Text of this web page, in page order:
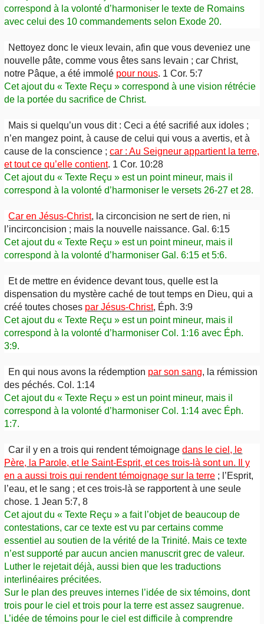
correspond à la volonté d’harmoniser le texte de Romains
avec celui des 10 commandements selon Exode 20.
Nettoyez donc le vieux levain, afin que vous deveniez une
nouvelle pâte, comme vous êtes sans levain ; car Christ,
notre Pâque, a été immolé pour nous. 1 Cor. 5:7
Cet ajout du « Texte Reçu » correspond à une vision rétrécie
de la portée du sacrifice de Christ.
Mais si quelqu’un vous dit : Ceci a été sacrifié aux idoles ;
n’en mangez point, à cause de celui qui vous a avertis, et à
cause de la conscience ; car : Au Seigneur appartient la terre,
et tout ce qu’elle contient. 1 Cor. 10:28
Cet ajout du « Texte Reçu » est un point mineur, mais il
correspond à la volonté d’harmoniser le versets 26-27 et 28.
Car en Jésus-Christ, la circoncision ne sert de rien, ni
l’incirconcision ; mais la nouvelle naissance. Gal. 6:15
Cet ajout du « Texte Reçu » est un point mineur, mais il
correspond à la volonté d’harmoniser Gal. 6:15 et 5:6.
Et de mettre en évidence devant tous, quelle est la
dispensation du mystère caché de tout temps en Dieu, qui a
créé toutes choses par Jésus-Christ, Éph. 3:9
Cet ajout du « Texte Reçu » est un point mineur, mais il
correspond à la volonté d’harmoniser Col. 1:16 avec Éph.
3:9.
En qui nous avons la rédemption par son sang, la rémission
des péchés. Col. 1:14
Cet ajout du « Texte Reçu » est un point mineur, mais il
correspond à la volonté d’harmoniser Col. 1:14 avec Éph.
1:7.
Car il y en a trois qui rendent témoignagedans le ciel, le
Père, la Parole, et le Saint-Esprit, et ces trois-là sont un. Il y
en a aussi trois qui rendent témoignage sur la terre ; l’Esprit,
l’eau, et le sang ; et ces trois-là se rapportent à une seule
chose. 1 Jean 5:7, 8
Cet ajout du « Texte Reçu » a fait l’objet de beaucoup de
contestations, car ce texte est vu par certains comme
essentiel au soutien de la vérité de la Trinité. Mais ce texte
n’est supporté par aucun ancien manuscrit grec de valeur.
Luther le rejetait déjà, aussi bien que les traductions
interlinéaires précitées.
Sur le plan des preuves internes l’idée de six témoins, dont
trois pour le ciel et trois pour la terre est assez saugrenue.
L’idée de témoins pour le ciel est difficile à comprendre